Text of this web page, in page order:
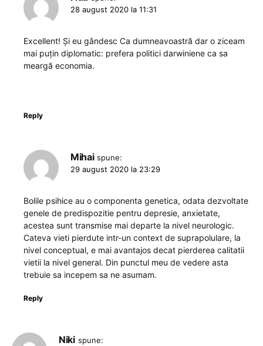
28 august 2020 la 11:31
Excellent! Și eu gândesc Ca dumneavoastră dar o ziceam
mai puțin diplomatic: prefera politici darwiniene ca sa
meargă economia.
Reply
Mihai spune:
29 august 2020 la 23:29
Bolile psihice au o componenta genetica, odata dezvoltate
genele de predispozitie pentru depresie, anxietate,
acestea sunt transmise mai departe la nivel neurologic.
Cateva vieti pierdute intr-un context de suprapolulare, la
nivel conceptual, e mai avantajos decat pierderea calitatii
vietii la nivel general. Din punctul meu de vedere asta
trebuie sa incepem sa ne asumam.
Reply
Niki spune: